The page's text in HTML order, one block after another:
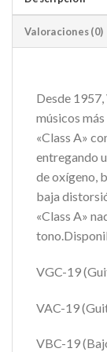
Valoraciones (0)
Desde
músicos
«Class A»
entregando
de oxígeno,
baja
«Class A»
VGC-19
VAC-19
VBC-19